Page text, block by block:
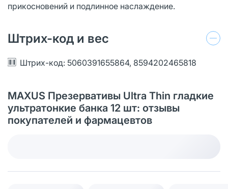
прикосновений и подлинное наслаждение.
Штрих-код и вес
Штрих-код: 5060391655864, 8594202465818
MAXUS Презервативы Ultra Thin гладкие
ультратонкие банка 12 шт: отзывы
покупателей и фармацевтов